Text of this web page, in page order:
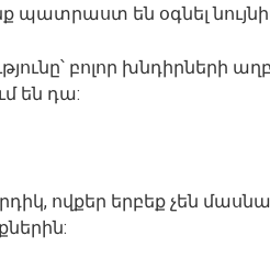
պատրաստ են օգնել
բոլոր խնդիրների
են դա:
ովքեր երբեք չեն